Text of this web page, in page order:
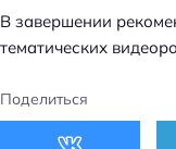
В завершении
тематических
Поделиться